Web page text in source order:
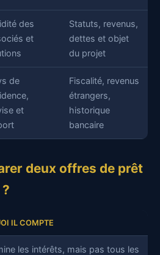
des
et
Statuts, revenus,
dettes et objet
du projet
de
et
Fiscalité, revenus
étrangers,
historique
bancaire
deux offres de prêt
IL COMPTE
les intérêts, mais pas tous les